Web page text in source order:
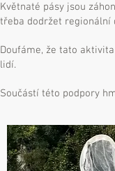
Květnaté pásy jsou
třeba dodržet regionální
Doufáme, že tato
lidí.
Součástí této podpory